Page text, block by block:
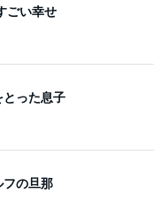
った息子
の旦那